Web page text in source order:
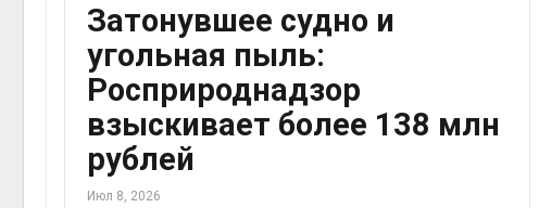
Затонувшее судно и
угольная пыль:
Росприроднадзор
взыскивает более 138 млн
рублей
Июл 8, 2026